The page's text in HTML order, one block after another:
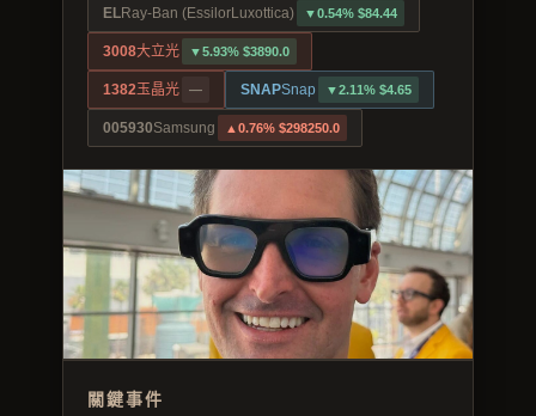
ELRay-Ban (EssilorLuxottica) ▼0.54% $84.44
3008大立光 ▼5.93% $3890.0
1382玉晶光 — SNAPSnap ▼2.11% $4.65
005930Samsung ▲0.76% $298250.0
關鍵事件